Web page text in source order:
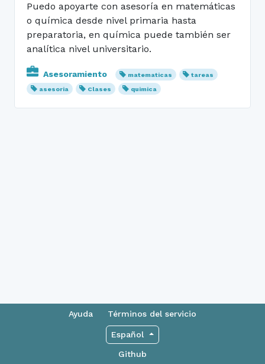
Puedo apoyarte con asesoría en matemáticas
o química desde nivel primaria hasta
preparatoria, en química puede también ser
analítica nivel universitario.
Asesoramiento matematicas
tareas
asesoria
Clases quimica
Ayuda Términos del servicio
Español
Github